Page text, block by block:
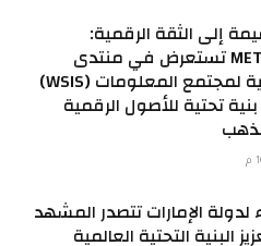
إلى الثقة الرقمية:
مجموعة METRA تستعرض في منتدى
القمة العالمية لمجتمع المعلومات (WSIS)
بنية تحتية للأصول الرقمية
لدولة الإمارات تتصدر المشهد
البنية التحتية العالمية